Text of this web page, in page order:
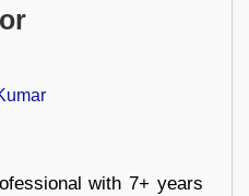
with 7+ years